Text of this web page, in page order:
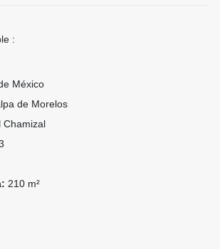
:
México
de Morelos
Chamizal
210 m²